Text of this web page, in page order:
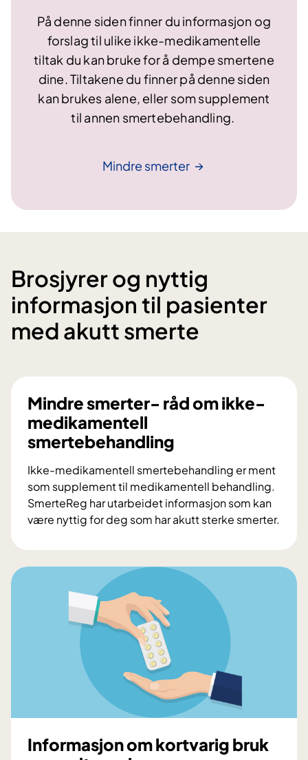
På denne siden finner du informasjon og
forslag til ulike ikke-medikamentelle
tiltak du kan bruke for å dempe smertene
dine. Tiltakene du finner på denne siden
kan brukes alene, eller som supplement
til annen smertebehandling.
Mindre smerter
Brosjyrer og nyttig
informasjon til pasienter
med akutt smerte
Mindre smerter- råd om ikke-
medikamentell
smertebehandling
Ikke-medikamentell smertebehandling er ment
som supplement til medikamentell behandling.
SmerteReg har utarbeidet informasjon som kan
være nyttig for deg som har akutt sterke smerter.
i
n
e
-
Informasjon om kortvarig bruk